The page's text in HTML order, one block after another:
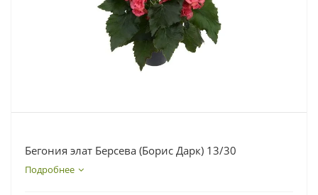
Бегония элат Берсева (Борис Дарк) 13/30
Подробнее